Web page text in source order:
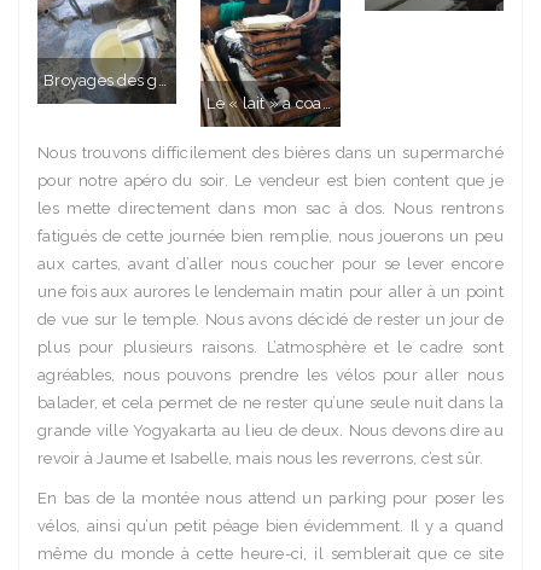
Broyages des graines de soja
Le « lait » a coagulé, et le caillé a été mis dans des moules, comme pour le fromage
Nous trouvons difficilement des bières dans un supermarché
pour notre apéro du soir. Le vendeur est bien content que je
les mette directement dans mon sac à dos. Nous rentrons
fatigués de cette journée bien remplie, nous jouerons un peu
aux cartes, avant d’aller nous coucher pour se lever encore
une fois aux aurores le lendemain matin pour aller à un point
de vue sur le temple. Nous avons décidé de rester un jour de
plus pour plusieurs raisons. L’atmosphère et le cadre sont
agréables, nous pouvons prendre les vélos pour aller nous
balader, et cela permet de ne rester qu’une seule nuit dans la
grande ville Yogyakarta au lieu de deux. Nous devons dire au
revoir à Jaume et Isabelle, mais nous les reverrons, c’est sûr.
En bas de la montée nous attend un parking pour poser les
vélos, ainsi qu’un petit péage bien évidemment. Il y a quand
même du monde à cette heure-ci, il semblerait que ce site